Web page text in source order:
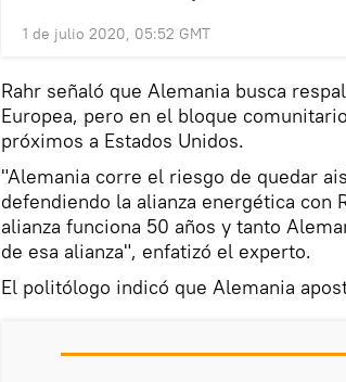
1 de julio 2020, 05:52 GMT
Rahr señaló que Alemania busca
Europea, pero en el bloque
próximos a Estados Unidos.
"Alemania corre el riesgo de quedar
defendiendo la alianza energética con
alianza funciona 50 años y tanto
de esa alianza", enfatizó el experto.
El politólogo indicó que Alemania